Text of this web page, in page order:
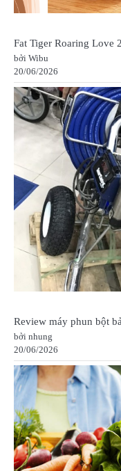
Fat Tiger Roaring Love
bởi Wibu
20/06/2026
Review máy phun bột
bởi nhung
20/06/2026